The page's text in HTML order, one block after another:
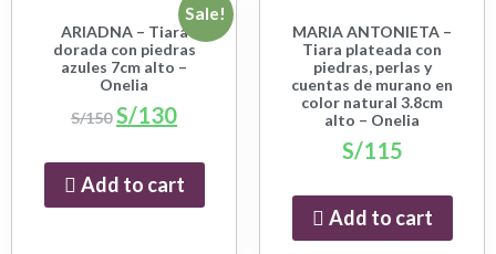
Sale!
ARIADNA – Tiara
dorada con piedras
azules 7cm alto –
Onelia
S/150 S/130
Add to cart
MARIA ANTONIETA –
Tiara plateada con
piedras, perlas y
cuentas de murano en
color natural 3.8cm
alto – Onelia
S/115
Add to cart